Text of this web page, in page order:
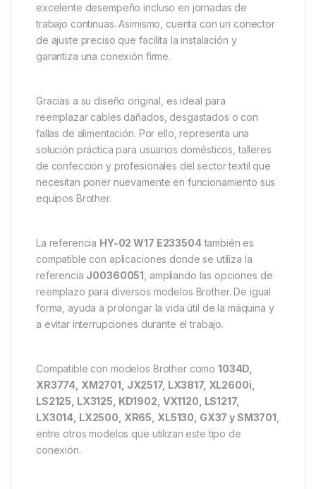
excelente desempeño incluso en jornadas de
trabajo continuas. Asimismo, cuenta con un conector
de ajuste preciso que facilita la instalación y
garantiza una conexión firme.
Gracias a su diseño original, es ideal para
reemplazar cables dañados, desgastados o con
fallas de alimentación. Por ello, representa una
solución práctica para usuarios domésticos, talleres
de confección y profesionales del sector textil que
necesitan poner nuevamente en funcionamiento sus
equipos Brother.
La referencia HY-02 W17 E233504también es
compatible con aplicaciones donde se utiliza la
referencia J00360051 , ampliando las opciones de
reemplazo para diversos modelos Brother. De igual
forma, ayuda a prolongar la vida útil de la máquina y
a evitar interrupciones durante el trabajo.
Compatible con modelos Brother como 1034D,
XR3774, XM2701, JX2517, LX3817, XL2600i,
LS2125, LX3125, KD1902, VX1120, LS1217,
LX3014, LX2500, XR65, XL5130, GX37 y SM3701
entre otros modelos que utilizan este tipo de
conexión.